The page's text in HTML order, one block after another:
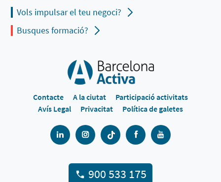
Vols impulsar el teu negoci?
Busques formació?
Contacte A la ciutat
Participació activitats
Avís Legal
Privacitat Política de galetes
900 533 175